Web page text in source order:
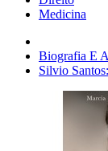
Medicina
Biografia E
Silvio